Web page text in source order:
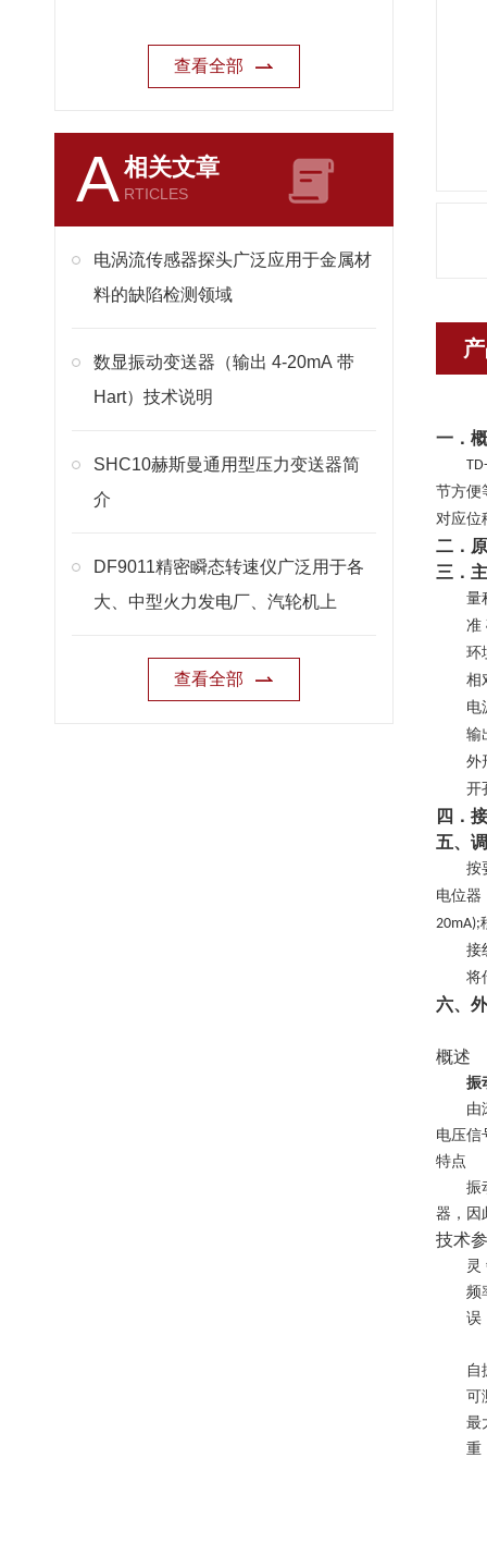
查看全部
A相关文章
RTICLES
电涡流传感器探头广泛应用于金属材
料的缺陷检测领域
数显振动变送器（输出 4-20mA 带
Hart）技术说明
SHC10赫斯曼通用型压力变送器简
介
DF9011精密瞬态转速仪广泛用于各
大、中型火力发电厂、汽轮机上
查看全部
一．
节方便
对应位
二．
三．
量
准
环
相
电
输
外
开
四．
五、
按
电位器
20mA);
接
将
六、
概述
振
由
电压信
特点
振
器，因
技术
灵
频
误
自
可
最
重